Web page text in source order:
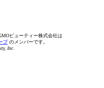
ビューティー株式会社は
プのメンバーです。
Inc.